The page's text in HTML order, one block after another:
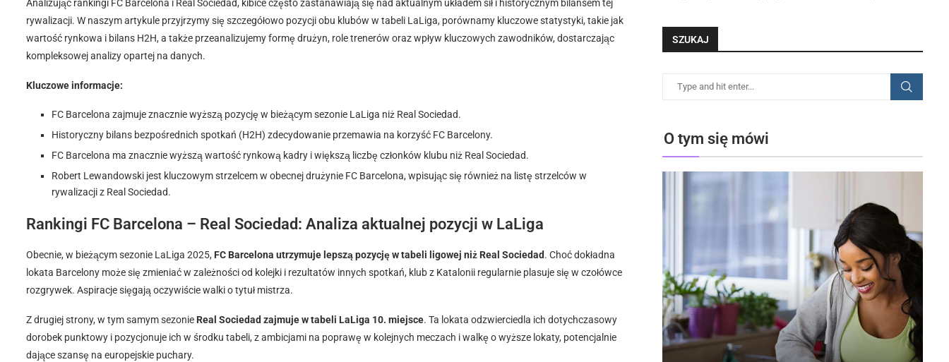
Analizując rankingi FC Barcelona i Real Sociedad, kibice często zastanawiają się nad aktualnym układem sił i historycznym bilansem tej
rywalizacji. W naszym artykule przyjrzymy się szczegółowo pozycji obu klubów w tabeli LaLiga, porównamy kluczowe statystyki, takie jak
wartość rynkowa i bilans H2H, a także przeanalizujemy formę drużyn, role trenerów oraz wpływ kluczowych zawodników, dostarczając
kompleksowej analizy opartej na danych.
Kluczowe informacje:
FC Barcelona zajmuje znacznie wyższą pozycję w bieżącym sezonie LaLiga niż Real Sociedad.
Historyczny bilans bezpośrednich spotkań (H2H) zdecydowanie przemawia na korzyść FC Barcelony.
FC Barcelona ma znacznie wyższą wartość rynkową kadry i większą liczbę członków klubu niż Real Sociedad.
Robert Lewandowski jest kluczowym strzelcem w obecnej drużynie FC Barcelona, wpisując się również na listę strzelców w
rywalizacji z Real Sociedad.
Rankingi FC Barcelona – Real Sociedad: Analiza aktualnej pozycji w LaLiga
Obecnie, w bieżącym sezonie LaLiga 2025, FC Barcelona utrzymuje lepszą pozycję w tabeli ligowej niż Real Sociedad. Choć dokładna
lokata Barcelony może się zmieniać w zależności od kolejki i rezultatów innych spotkań, klub z Katalonii regularnie plasuje się w czołówce
rozgrywek. Aspiracje sięgają oczywiście walki o tytuł mistrza.
Z drugiej strony, w tym samym sezonie Real Sociedad zajmuje w tabeli LaLiga 10. miejsce. Ta lokata odzwierciedla ich dotychczasowy
dorobek punktowy i pozycjonuje ich w środku tabeli, z ambicjami na poprawę w kolejnych meczach i walkę o wyższe lokaty, potencjalnie
dające szansę na europejskie puchary.
SZUKAJ
O tym się mówi